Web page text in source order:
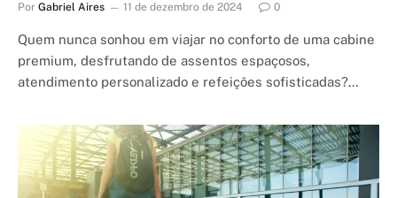
Por Gabriel Aires 11 de dezembro de 2024 0
Quem nunca sonhou em viajar no conforto de uma cabine
premium, desfrutando de assentos espaçosos,
atendimento personalizado e refeições sofisticadas?…